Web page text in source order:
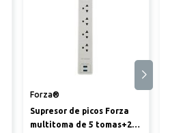
Forza®
Supresor de picos Forza
multitoma de 5 tomas+2